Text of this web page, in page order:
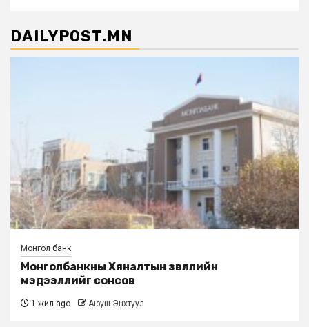
DAILYPOST.MN
Монгол банк
Монголбанкны Хяналтын зөвлөлийн
мэдээллийг сонсов
1 жил ago Аюуш Энхтуул